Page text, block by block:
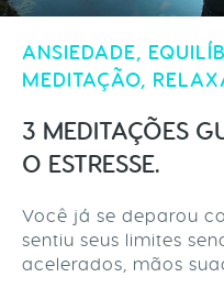
ANSIEDADE,
MEDITAÇÃO,
3 MEDITAÇÕES
O ESTRESSE.
Você já se deparou
sentiu seus limites
acelerados, mãos